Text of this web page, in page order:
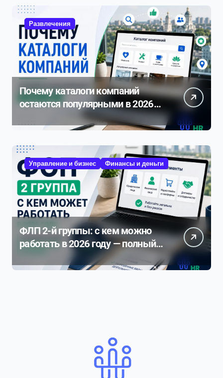
Развлечения
Почему каталоги компаний
остаются популярными в 2026
Управление и бизнес Финансы и деньги
ФЛП 2-й группы: с кем можно
работать в 2026 году — полный
разбор ограничений и рисков